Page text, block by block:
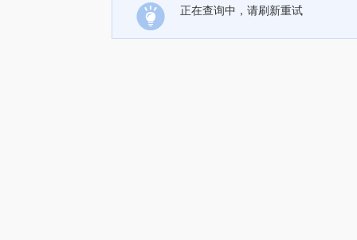
正在查询中，请刷新重试